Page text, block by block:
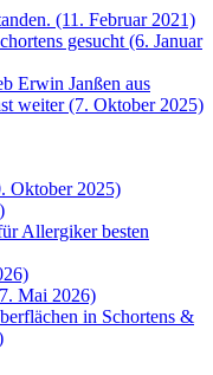
(11. Februar 2021)
gesucht (6. Januar
Erwin Janßen aus
weiter (7. Oktober 2025)
Oktober 2025)
Allergiker besten
Mai 2026)
in Schortens &